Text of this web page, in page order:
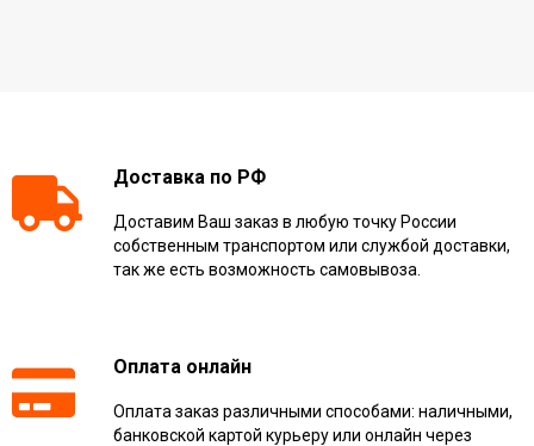
Доставка по РФ
Доставим Ваш заказ в любую точку России
собственным транспортом или службой доставки,
так же есть возможность самовывоза.
Оплата онлайн
Оплата заказ различными способами: наличными,
банковской картой курьеру или онлайн через